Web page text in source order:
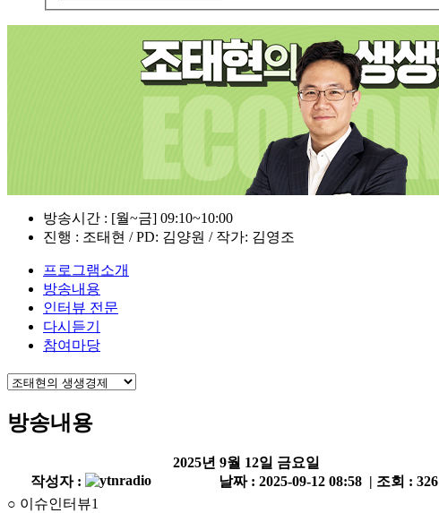
방송시간 : [월~금] 09:10~10:00
진행 : 조태현 / PD: 김양원 / 작가: 김영조
프로그램소개
방송내용
인터뷰 전문
다시듣기
참여마당
방송내용
2025년 9월 12일 금요일
작성자 :
날짜 : 2025-09-12 08:58 | 조회 : 326
○ 이슈인터뷰1